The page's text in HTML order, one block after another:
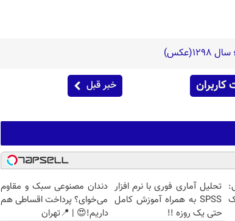
کاربران خبر قبل
تحلیل آماری فوری با نرم افزار
SPSS به همراه آموزش کامل
حتی یک روزه !!
دندان مصنوعی سبک و مقاوم
می‌خوای؟ پرداخت اقساطی هم
داریم!😍 | 📍تهران